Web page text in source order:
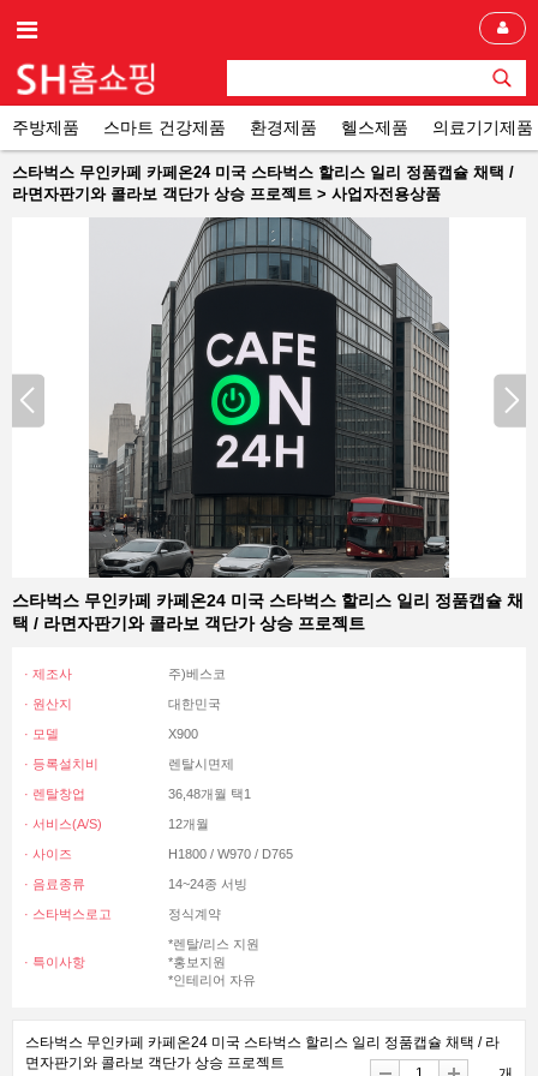
주방제품 스마트 건강제품 환경제품 헬스제품 의료기기제품
스타벅스 무인카페 카페온24 미국 스타벅스 할리스 일리 정품캡슐 채택 /
라면자판기와 콜라보 객단가 상승 프로젝트 > 사업자전용상품
스타벅스 무인카페 카페온24 미국 스타벅스 할리스 일리 정품캡슐 채
택 / 라면자판기와 콜라보 객단가 상승 프로젝트
· 제조사 주)베스코
· 원산지 대한민국
· 모델 X900
· 등록설치비 렌탈시면제
· 렌탈창업 36,48개월 택1
· 서비스(A/S) 12개월
· 사이즈 H1800 / W970 / D765
· 음료종류 14~24종 서빙
· 스타벅스로고 정식계약
· 특이사항
*렌탈/리스 지원
*홍보지원
*인테리어 자유
스타벅스 무인카페 카페온24 미국 스타벅스 할리스 일리 정품캡슐 채택 / 라
면자판기와 콜라보 객단가 상승 프로젝트